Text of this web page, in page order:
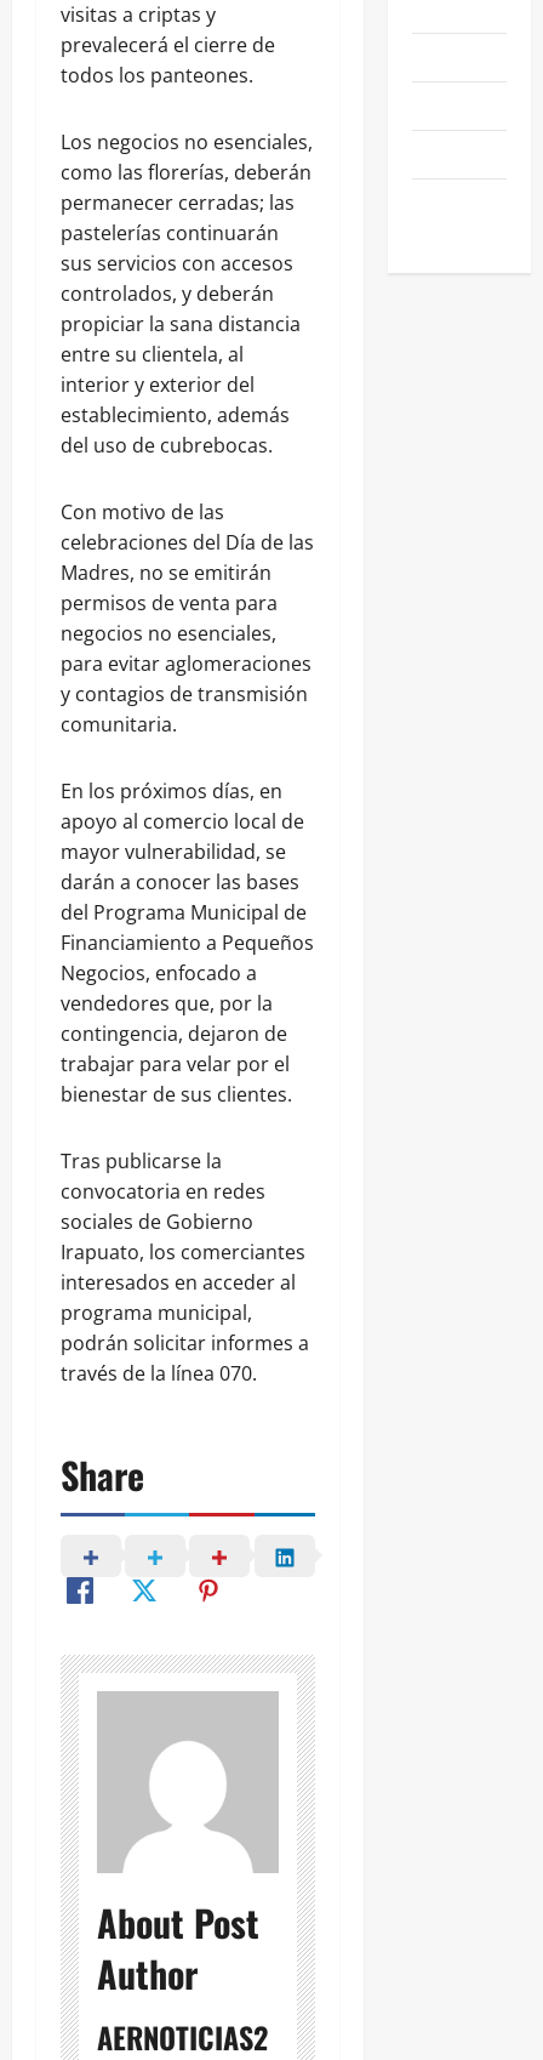
visitas a criptas y
prevalecerá el cierre de
todos los panteones.
Los negocios no esenciales,
como las florerías, deberán
permanecer cerradas; las
pastelerías continuarán
sus servicios con accesos
controlados, y deberán
propiciar la sana distancia
entre su clientela, al
interior y exterior del
establecimiento, además
del uso de cubrebocas.
Con motivo de las
celebraciones del Día de las
Madres, no se emitirán
permisos de venta para
negocios no esenciales,
para evitar aglomeraciones
y contagios de transmisión
comunitaria.
En los próximos días, en
apoyo al comercio local de
mayor vulnerabilidad, se
darán a conocer las bases
del Programa Municipal de
Financiamiento a Pequeños
Negocios, enfocado a
vendedores que, por la
contingencia, dejaron de
trabajar para velar por el
bienestar de sus clientes.
Tras publicarse la
convocatoria en redes
sociales de Gobierno
Irapuato, los comerciantes
interesados en acceder al
programa municipal,
podrán solicitar informes a
través de la línea 070.
Share
About Post
Author
AERNOTICIAS2